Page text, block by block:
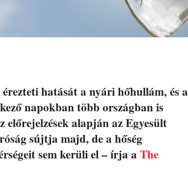
hatását a nyári hőhullám, és a
napokban több országban is
előrejelzések alapján az Egyesült
sújtja majd, de a hőség
sem kerüli el – írja a The